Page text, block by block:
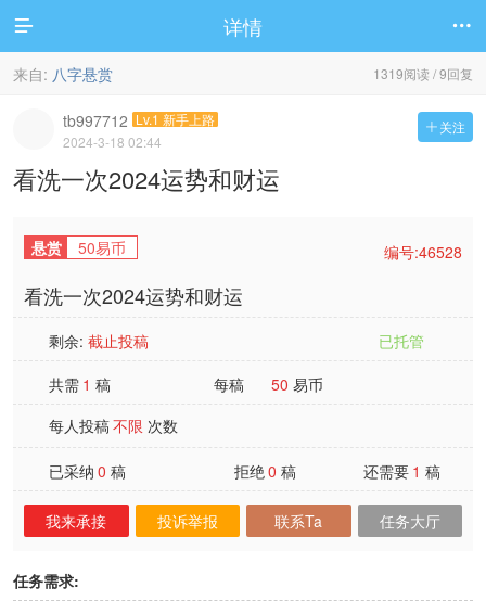
 详情 
1319阅读 / 9回复
来自: 八字悬赏
 关注
tb997712 Lv.1 新手上路
2024-3-18 02:44
看洗一次2024运势和财运
编号:46528
悬赏 50易币
看洗一次2024运势和财运
剩余: 截止投稿
已托管
共需 1 稿 每稿 50 易币
每人投稿不限 次数
已采纳 0 稿 拒绝0 稿 还需要 1 稿
我来承接 投诉举报 联系Ta 任务大厅
任务需求: